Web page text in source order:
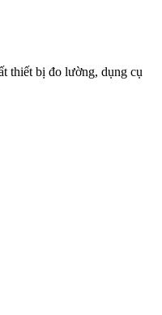
thiết bị đo lường, dụng cụ